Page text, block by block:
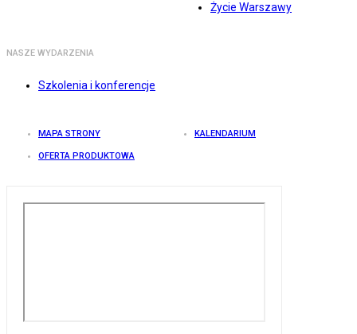
Życie Warszawy
NASZE WYDARZENIA
Szkolenia i konferencje
MAPA STRONY KALENDARIUM
OFERTA PRODUKTOWA